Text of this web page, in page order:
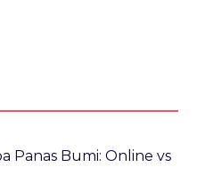
Panas Bumi: Online vs